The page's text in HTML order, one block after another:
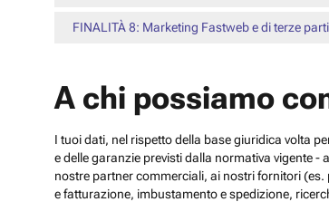
FINALITÀ 8: Marketing Fastweb e di terze parti
A chi possiamo
I tuoi dati, nel rispetto della base giuridica volta
e delle garanzie previsti dalla normativa vigente
nostre partner commerciali, ai nostri fornitori
e fatturazione, imbustamento e spedizione,